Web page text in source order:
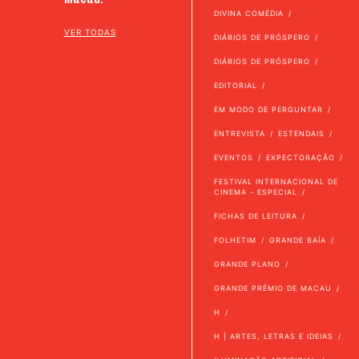
VER TODAS
DIVINA COMÉDIA
DIÁRIOS DE PRÓSPERO
DIÁRIOS DE PRÓSPERO
EDITORIAL
EM MODO DE PERGUNTAR
ENTREVISTA ESTENDAIS
EVENTOS EXPECTORAÇÃO
FESTIVAL INTERNACIONAL DE
CINEMA - ESPECIAL
FICHAS DE LEITURA
FOLHETIM GRANDE BAÍA
GRANDE PLANO
GRANDE PRÉMIO DE MACAU
H
H | ARTES, LETRAS E IDEIAS